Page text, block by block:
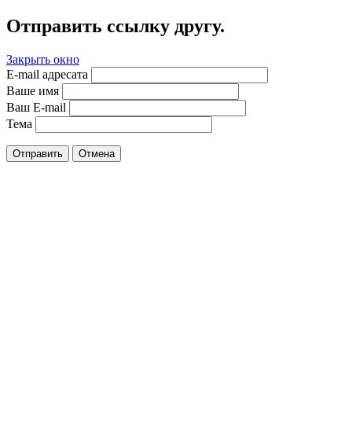
Отправить ссылку другу.
Закрыть окно
E-mail адресата
Ваше имя
Ваш E-mail
Тема
Отправить Отмена